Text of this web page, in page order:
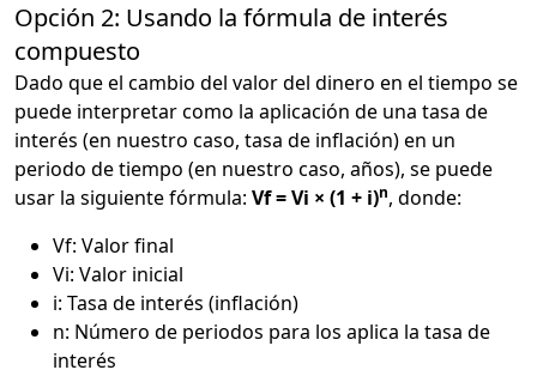
Opción 2: Usando la fórmula de interés
compuesto
Dado que el cambio del valor del dinero en el tiempo se
puede interpretar como la aplicación de una tasa de
interés (en nuestro caso, tasa de inflación) en un
periodo de tiempo (en nuestro caso, años), se puede
usar la siguiente fórmula: Vf = Vi × (1 + i)n, donde:
Vf: Valor final
Vi: Valor inicial
i: Tasa de interés (inflación)
n: Número de periodos para los aplica la tasa de
interés